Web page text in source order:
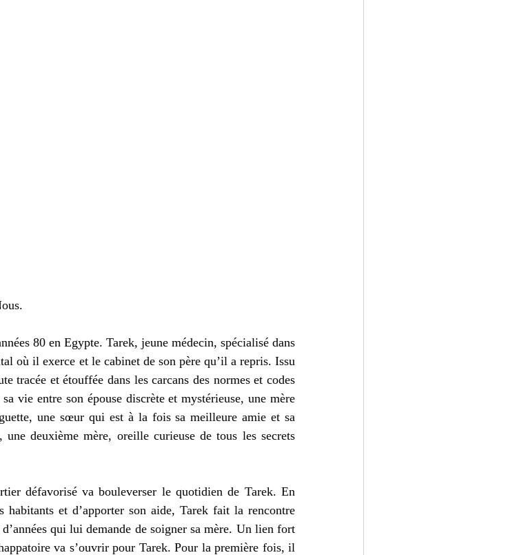
80 en Egypte. Tarek, jeune médecin, spécialisé dans
où il exerce et le cabinet de son père qu’il a repris. Issu
tracée et étouffée dans les carcans des normes et codes
vie entre son épouse discrète et mystérieuse, une mère
une sœur qui est à la fois sa meilleure amie et sa
deuxième mère, oreille curieuse de tous les secrets
défavorisé va bouleverser le quotidien de Tarek. En
habitants et d’apporter son aide, Tarek fait la rencontre
qui lui demande de soigner sa mère. Un lien fort
va s’ouvrir pour Tarek. Pour la première fois, il